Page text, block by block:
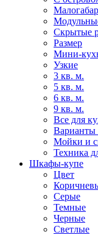
Скрытые
Размер
Мини-
Узкие
3 кв. м.
5 кв. м.
6 кв. м.
9 кв. м.
Все для
Варианты
Мойки и
Техника
Шкафы-купе
Цвет
Серые
Темные
Черные
Светлые